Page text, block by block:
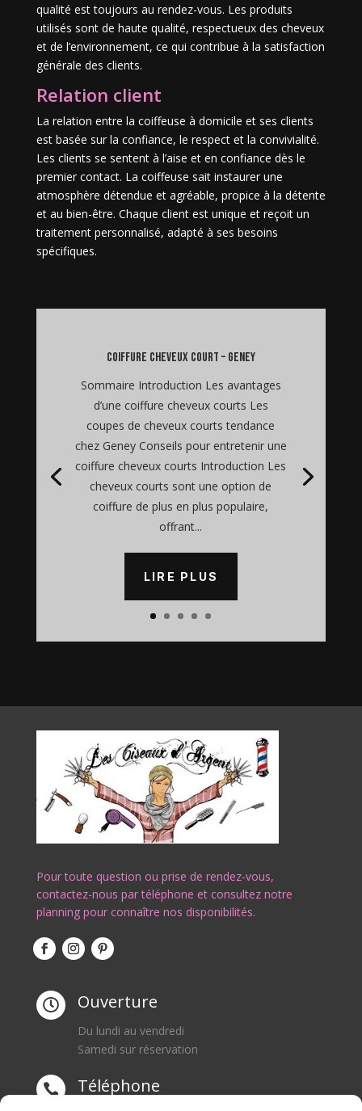
qualité est toujours au rendez-vous. Les produits
utilisés sont de haute qualité, respectueux des cheveux
et de l’environnement, ce qui contribue à la satisfaction
générale des clients.
Relation client
La relation entre la coiffeuse à domicile et ses clients
est basée sur la confiance, le respect et la convivialité.
Les clients se sentent à l’aise et en confiance dès le
premier contact. La coiffeuse sait instaurer une
atmosphère détendue et agréable, propice à la détente
et au bien-être. Chaque client est unique et reçoit un
traitement personnalisé, adapté à ses besoins
spécifiques.
coiffure cheveux court – Geney
Sommaire Introduction Les avantages
d’une coiffure cheveux courts Les
coupes de cheveux courts tendance
chez Geney Conseils pour entretenir une
coiffure cheveux courts Introduction Les
cheveux courts sont une option de
coiffure de plus en plus populaire,
offrant...
LIRE PLUS
Pour toute question ou prise de rendez-vous,
contactez-nous par téléphone et consultez notre
planning pour connaître nos disponibilités.
 Ouverture
Du lundi au vendredi
Samedi sur réservation
 Téléphone